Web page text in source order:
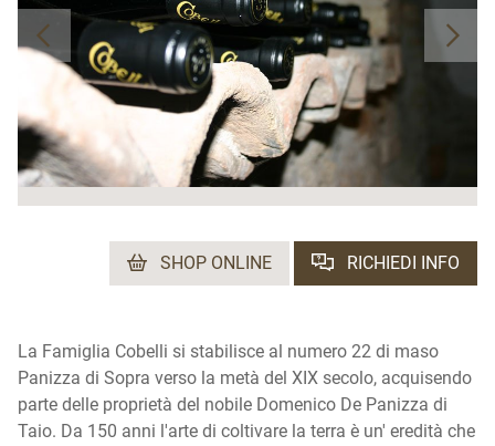
SHOP ONLINE RICHIEDI INFO
La Famiglia Cobelli si stabilisce al numero 22 di maso
Panizza di Sopra verso la metà del XIX secolo, acquisendo
parte delle proprietà del nobile Domenico De Panizza di
Taio. Da 150 anni l'arte di coltivare la terra è un' eredità che